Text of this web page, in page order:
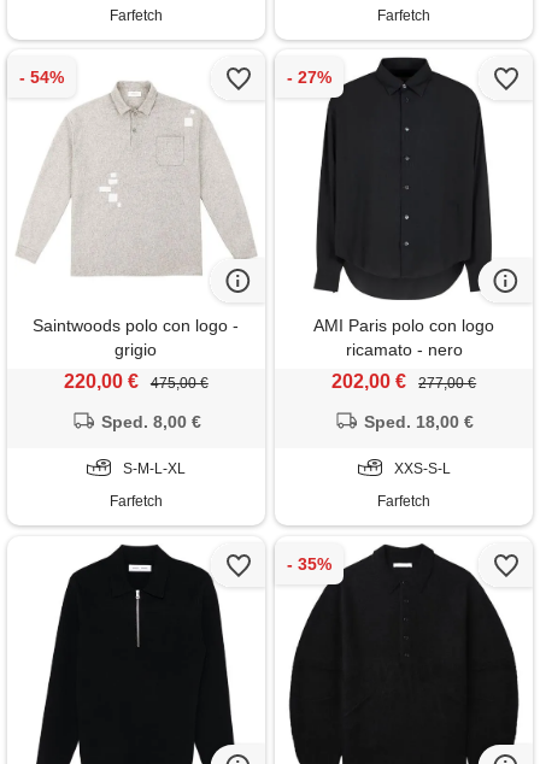
Farfetch Farfetch
Saintwoods polo con logo -
grigio
220,00 € 475,00 €
Sped. 8,00 €
S-M-L-XL
Farfetch
AMI Paris polo con logo
ricamato - nero
202,00 € 277,00 €
Sped. 18,00 €
XXS-S-L
Farfetch